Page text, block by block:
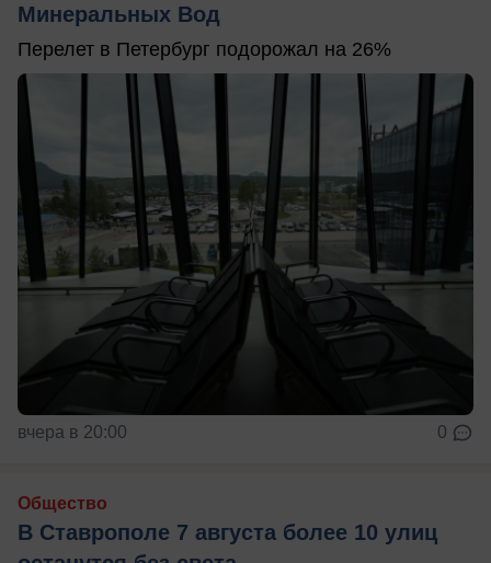
Минеральных Вод
Перелет в Петербург подорожал на 26%
вчера в 20:00 0
Общество
В Ставрополе 7 августа более 10 улиц